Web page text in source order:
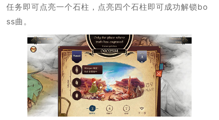
任务即可点亮一个石柱，点亮四个石柱即可成功解锁bo
ss曲。